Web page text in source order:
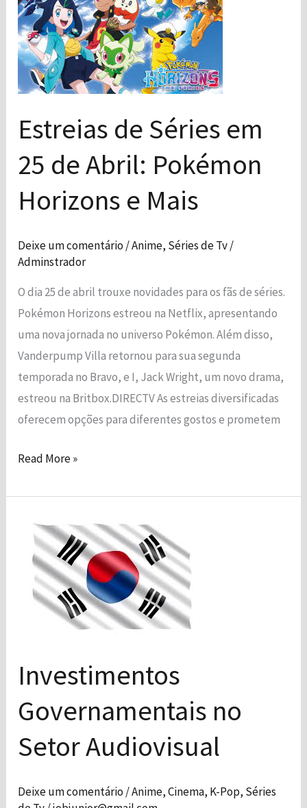
Estreias de Séries em
25 de Abril: Pokémon
Horizons e Mais
Deixe um comentário /Anime, Séries de Tv/
Adminstrador
O dia 25 de abril trouxe novidades para os fãs de séries.
Pokémon Horizons estreou na Netflix, apresentando
uma nova jornada no universo Pokémon. Além disso,
Vanderpump Villa retornou para sua segunda
temporada no Bravo, e I, Jack Wright, um novo drama,
estreou na Britbox.DIRECTV As estreias diversificadas
oferecem opções para diferentes gostos e prometem
de
Séries
em
de
Pokémon
Horizons
e
Mais
Read More »
Investimentos
Governamentais no
Setor Audiovisual
Deixe um comentário /Anime,Cinema, K-Pop, Séries
Investimentos
Governamentais
Setor
Audiovisual